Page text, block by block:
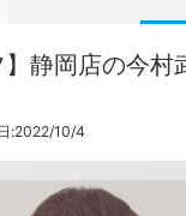
scrollable
】静岡店の今
:2022/10/4